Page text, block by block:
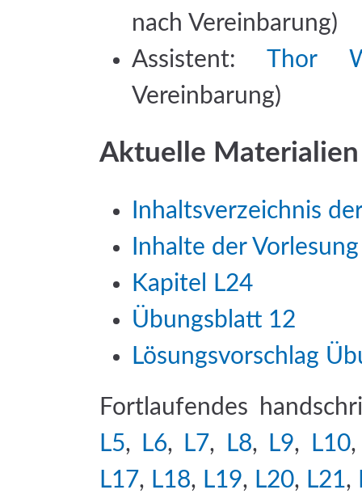
nach Vereinbarung)
Assistent: Thor
Vereinbarung)
Aktuelle Materialien
Inhaltsverzeichnis
Inhalte der
Kapitel L24
Übungsblatt 12
Lösungsvorschlag
Fortlaufendes
L5, L6, L7, L8, L9, L10
L17, L18, L19, L20, L21,